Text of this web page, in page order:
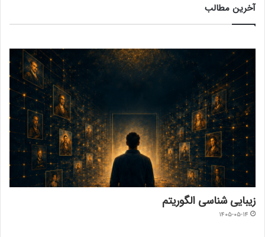
آخرین مطالب
زیبایی شناسی الگوریتم
۱۴۰۵-۰۵-۱۴